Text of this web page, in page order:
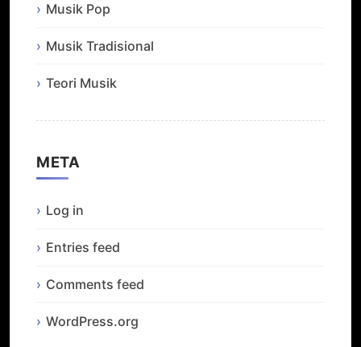
Musik Pop
Musik Tradisional
Teori Musik
META
Log in
Entries feed
Comments feed
WordPress.org